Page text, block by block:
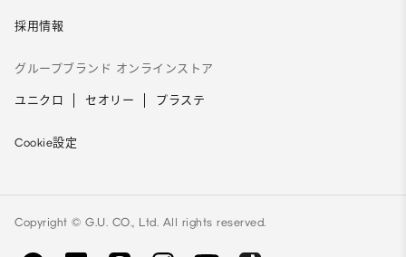
採用情報
グループブランド オンラインストア
ユニクロ セオリー プラステ
Cookie設定
Copyright © G.U. CO., Ltd. All rights reserved.